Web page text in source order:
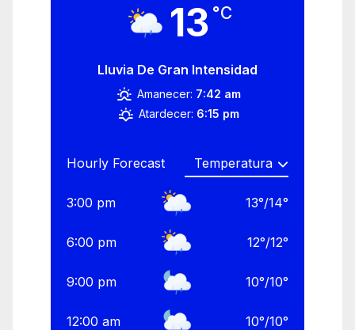
13 °C
Lluvia De Gran Intensidad
Amanecer: 7:42 am
Atardecer: 6:15 pm
Hourly Forecast
3:00 pm 13°/14°
6:00 pm 12°/12°
9:00 pm 10°/10°
12:00 am 10°/10°